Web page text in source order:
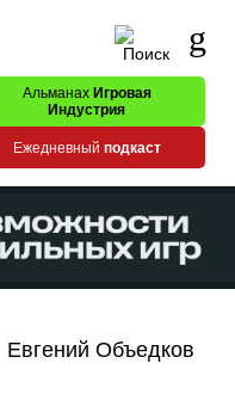
Альманах Игровая
Индустрия
Ежедневный подкаст
Евгений Объедков